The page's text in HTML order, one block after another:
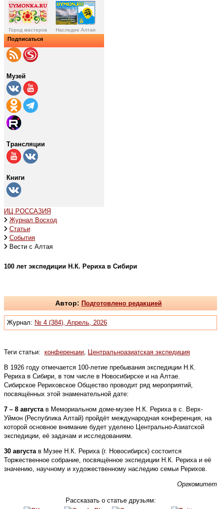
Город мастеров Наследие Алтая
Подписаться
Музей
Трансляции
Книги
ИЦ РОССАЗИЯ
Журнал Восход
Статьи
События
Вести с Алтая
100 лет экспедиции Н.К. Рериха в Сибири
Автор: Подготовлено редакцией
Журнал: № 4 (384), Апрель, 2026
Теги статьи: конференции, Центральноазиатская экспедиция
В 1926 году отмечается 100-летие пребывания экспедиции Н.К.
Рериха в Сибири, в том числе в Новосибирске и на Алтае.
Сибирское Рериховское Общество проводит ряд мероприятий,
посвящённых этой знаменательной дате:
7 – 8 августа в Мемориальном доме-музее Н.К. Рериха в с. Верх-
Уймон (Республика Алтай) пройдёт международная конференция, на
которой основное внимание будет уделено Центрально-Азиатской
экспедиции, её задачам и исследованиям.
30 августав Музее Н.К. Рериха (г. Новосибирск) состоится
Торжественное собрание, посвящённое экспедиции Н.К. Рериха и её
значению, научному и художественному наследию семьи Рерихов.
Оргкомитет
Рассказать о статье друзьям: